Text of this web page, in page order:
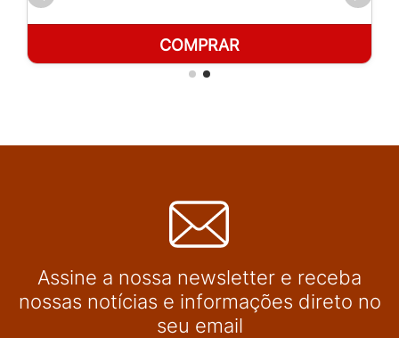
COMPRAR
Assine a nossa newsletter e receba
nossas notícias e informações direto no
seu email